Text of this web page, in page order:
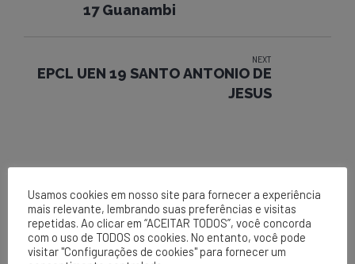
17 Guanambi
NEXT
EPCL UEN 19 SANTO ANTONIO DE
JESUS
Usamos cookies em nosso site para fornecer a experiência
mais relevante, lembrando suas preferências e visitas
repetidas. Ao clicar em “ACEITAR TODOS”, você concorda
com o uso de TODOS os cookies. No entanto, você pode
visitar "Configurações de cookies" para fornecer um